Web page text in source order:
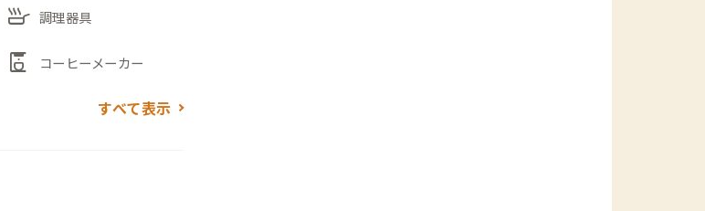
ットがあり、日々の暮
空の広さや季節の変化を
skillet 調理器具
coffee_maker コーヒーメーカー
すべて表示